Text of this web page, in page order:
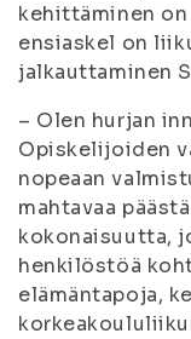
kehittäminen
ensiaskel on
jalkauttaminen
– Olen hurjan
Opiskelijoiden
nopeaan
mahtavaa
kokonaisuutta,
henkilöstöä
elämäntapoja,